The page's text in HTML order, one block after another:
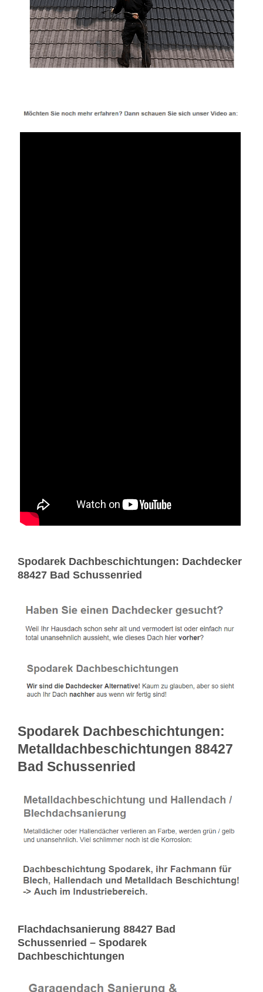
Spodarek Dachbeschichtungen: Dachdecker
88427 Bad Schussenried
Spodarek Dachbeschichtungen:
Metalldachbeschichtungen 88427
Bad Schussenried
Flachdachsanierung 88427 Bad
Schussenried – Spodarek
Dachbeschichtungen